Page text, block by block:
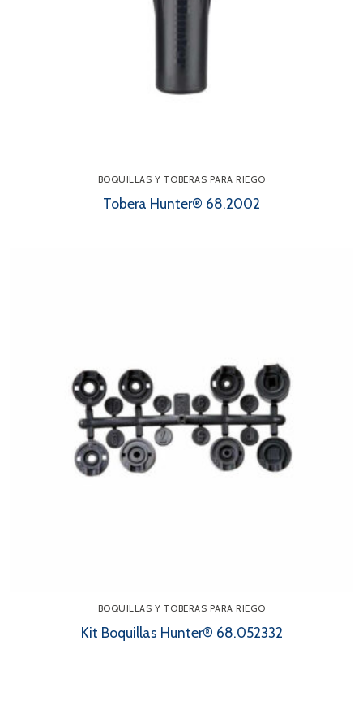
BOQUILLAS Y TOBERAS PARA RIEGO
Tobera Hunter® 68.2002
BOQUILLAS Y TOBERAS PARA RIEGO
Kit Boquillas Hunter® 68.052332